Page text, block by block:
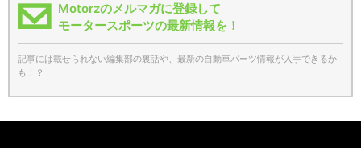
Motorzのメルマガに登録して
モータースポーツの最新情報を！
記事には載せられない編集部の裏話や、最新の自動車パーツ情報が入手できるか
も！？